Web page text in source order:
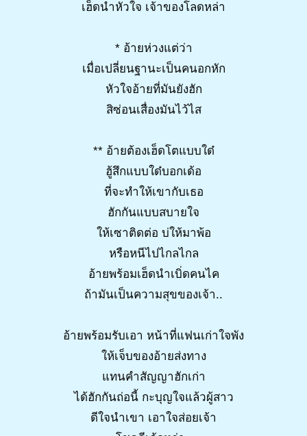
เฮ็ดนำหัวใจ เจ้าของโลดหล่า
* อ้ายห่วงแต่ว่า
เมื่อเปลี่ยนฐานะเป็นคนอกหัก
หัวใจอ้ายที่มันยังฮัก
สิซ่อนเสื่องมันไว้ไส
** อ้ายต้องเฮ็ดโตแบบใด๋
ฮู้สึกแบบใด๋บอกเด้อ
ที่จะทำให้เขากับเธอ
ฮักกันแบบสบายใจ
ให้เซาติดต่อ บ่ให้มาพ้อ
หรือหนีไปไกลไกล
อ้ายพร้อมเฮ็ดนำเบิ่ดคนไค
ถ้ามันเป็นความสุขของเจ้า..
อ้ายพร้อมรับเอา หน้าที่แฟนเก่าใจพัง
ให้เจ็บของอ้ายส่งทาง
แทนคำสัญญาฮักเก่า
ได้ฮักกันถ่อนี้ กะบุญใจแล้วผู้สาว
ดีใจนำเขา เอาใจส่อยเจ้า